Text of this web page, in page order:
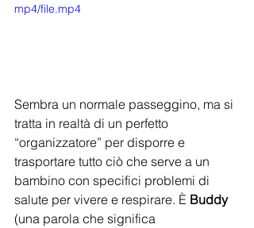
mp4/file.mp4
Sembra un normale passeggino, ma si
tratta in realtà di un perfetto
“organizzatore” per disporre e
trasportare tutto ciò che serve a un
bambino con specifici problemi di
salute per vivere e respirare. È Buddy
(una parola che significa